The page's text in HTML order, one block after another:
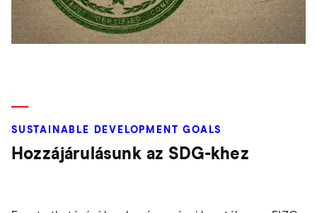
SUSTAINABLE DEVELOPMENT GOALS
Hozzájárulásunk az SDG-khez